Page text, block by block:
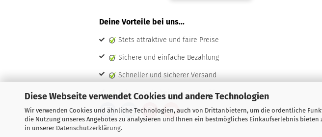
Diese Webseite verwendet Cookies und andere Technologien
Wir verwenden Cookies und ähnliche Technologien, auch von Drittanbietern, um die ordentliche
die Nutzung unseres Angebotes zu analysieren und Ihnen ein bestmögliches Einkaufserlebnis
in unserer Datenschutzerklärung.
Deine Vorteile bei uns...
Stets attraktive und faire Preise
Sichere und einfache Bezahlung
Schneller und sicherer Versand
Echte Handarbeit aus Deutschland